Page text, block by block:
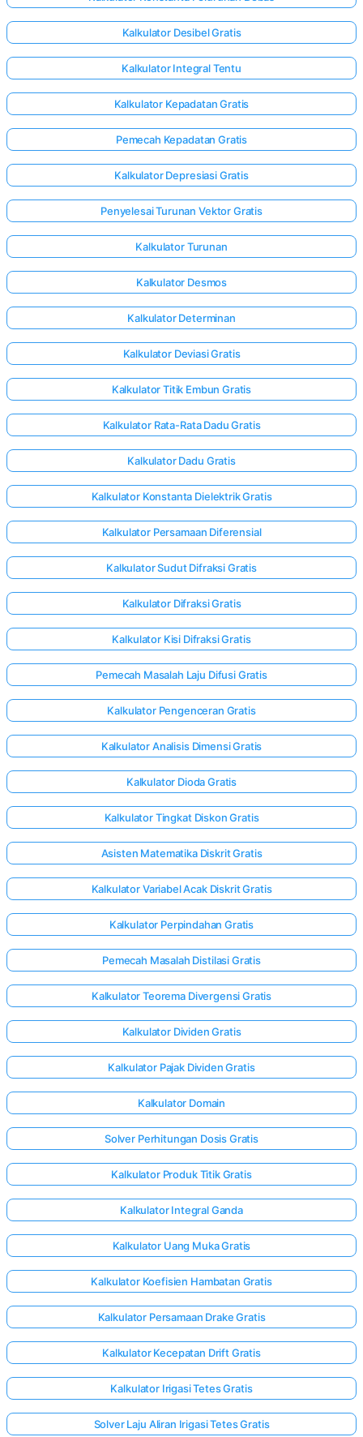
Masuk
di sini!
Kalkulator Desibel Gratis
Kalkulator Integral Tentu
Kalkulator Kepadatan Gratis
Pemecah Kepadatan Gratis
Kalkulator Depresiasi Gratis
Penyelesai Turunan Vektor Gratis
Kalkulator Turunan
Kalkulator Desmos
Kalkulator Determinan
Kalkulator Deviasi Gratis
Kalkulator Titik Embun Gratis
Kalkulator Rata-Rata Dadu Gratis
Kalkulator Dadu Gratis
Kalkulator Konstanta Dielektrik Gratis
Kalkulator Persamaan Diferensial
Kalkulator Sudut Difraksi Gratis
Kalkulator Difraksi Gratis
Kalkulator Kisi Difraksi Gratis
Pemecah Masalah Laju Difusi Gratis
Kalkulator Pengenceran Gratis
Kalkulator Analisis Dimensi Gratis
Kalkulator Dioda Gratis
Kalkulator Tingkat Diskon Gratis
Asisten Matematika Diskrit Gratis
Kalkulator Variabel Acak Diskrit Gratis
Kalkulator Perpindahan Gratis
Pemecah Masalah Distilasi Gratis
Kalkulator Teorema Divergensi Gratis
Kalkulator Dividen Gratis
Kalkulator Pajak Dividen Gratis
Kalkulator Domain
Solver Perhitungan Dosis Gratis
Kalkulator Produk Titik Gratis
Kalkulator Integral Ganda
Kalkulator Uang Muka Gratis
Kalkulator Koefisien Hambatan Gratis
Kalkulator Persamaan Drake Gratis
Kalkulator Kecepatan Drift Gratis
Kalkulator Irigasi Tetes Gratis
Solver Laju Aliran Irigasi Tetes Gratis